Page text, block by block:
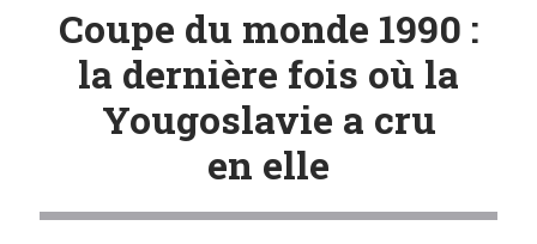
Coupe du monde 1990 :
la dernière fois où la
Yougoslavie a cru
en elle